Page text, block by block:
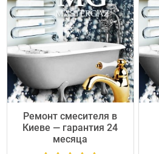
Ремонт смесителя в
Киеве — гарантия 24
месяца